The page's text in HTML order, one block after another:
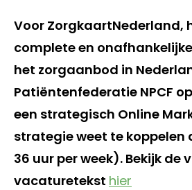
Voor ZorgkaartNederland,
complete en
het zorgaanbod in
Patiëntenfederatie NPCF
een strategisch Online
strategie weet te koppelen
36 uur per week). Bekijk de
vacaturetekst hier